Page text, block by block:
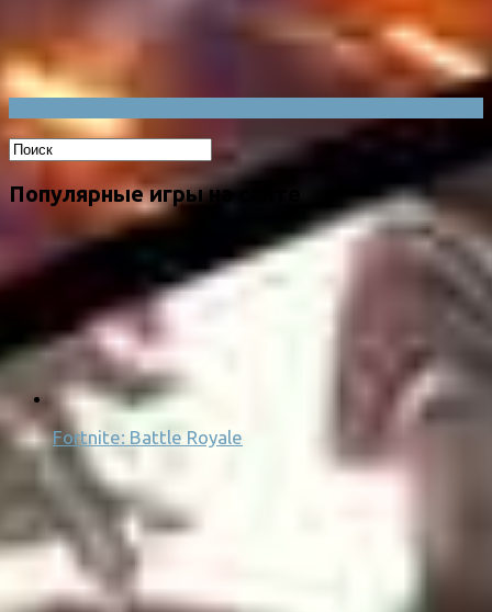
Популярные игры на сайте
Fortnite: Battle Royale